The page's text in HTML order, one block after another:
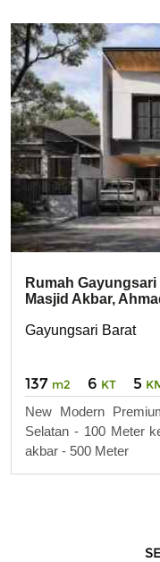
Rumah
Masjid Akbar,
Gayungsari Barat
137 m2 6 KT 5
New Modern
Selatan - 100 Meter
akbar - 500 Meter